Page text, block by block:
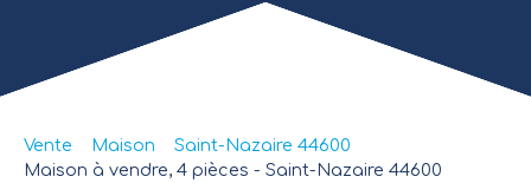
ACHETER LOUER
Vente Maison
Saint-Nazaire 44600
Maison à vendre, 4 pièces - Saint-Nazaire 44600